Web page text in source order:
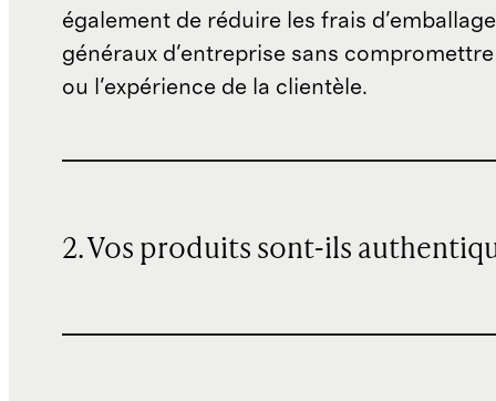
également de réduire les frais
généraux d'entreprise sans
ou l'expérience de la clientèle.
2. Vos produits sont-ils